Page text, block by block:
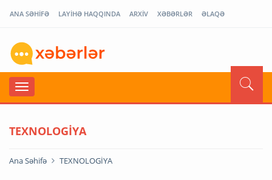
ANA SƏHİFƏ LAYİHƏ HAQQINDA ARXİV XƏBƏRLƏR ƏLAQƏ
TEXNOLOGİYA
Ana Səhifə TEXNOLOGİYA